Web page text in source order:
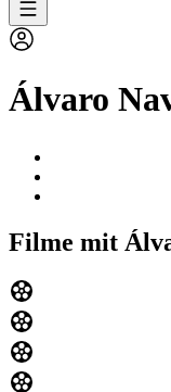
Álvaro
Filme mit